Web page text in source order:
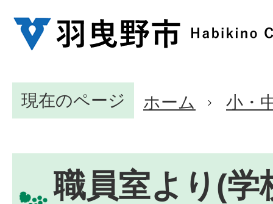
現在のページ ホーム 小・
職員室より(学